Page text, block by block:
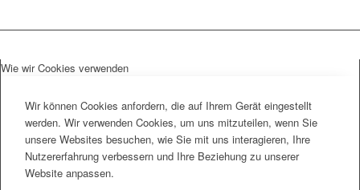
Wie wir Cookies verwenden
Wir können Cookies anfordern, die auf Ihrem Gerät eingestellt
werden. Wir verwenden Cookies, um uns mitzuteilen, wenn Sie
unsere Websites besuchen, wie Sie mit uns interagieren, Ihre
Nutzererfahrung verbessern und Ihre Beziehung zu unserer
Website anpassen.